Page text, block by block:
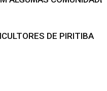
DE PIRITIBA